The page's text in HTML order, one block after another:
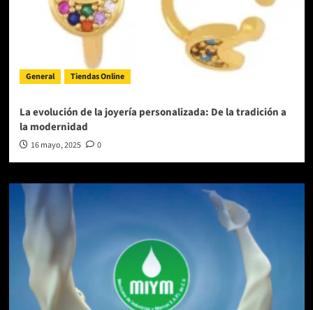
General Tiendas Online
La evolución de la joyería personalizada: De la tradición a
la modernidad
16 mayo, 2025 0